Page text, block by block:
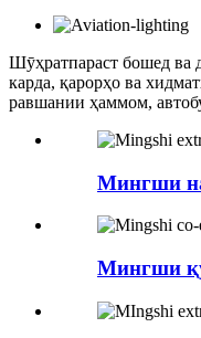
Шӯҳратпараст бошед ва
карда, қарорҳо ва
равшании ҳаммом,
Мингши
Мингши